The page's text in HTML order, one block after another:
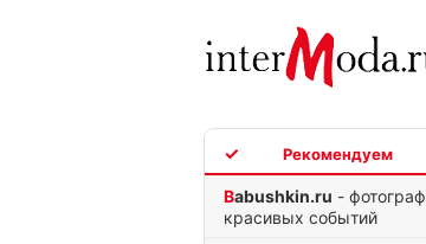
Babushkin.ru - фотограф
красивых событий